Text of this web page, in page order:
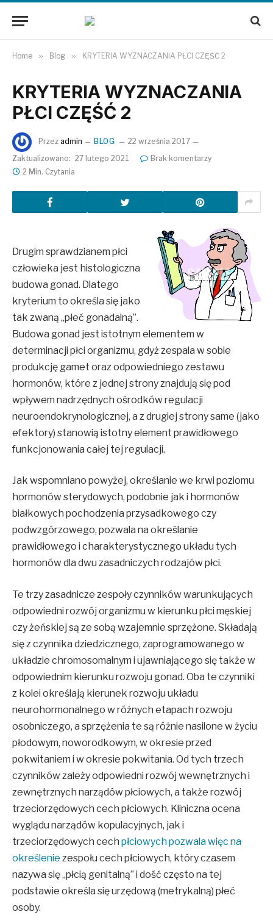
Home » Blog » KRYTERIA WYZNACZANIA PŁCI CZĘŚĆ 2
KRYTERIA WYZNACZANIA
PŁCI CZĘŚĆ 2
Przez admin BLOG
22 września 2017
Zaktualizowano: 27 lutego 2021
Brak komentarzy
2 Min. Czytania
Drugim sprawdzianem płci
człowieka jest histologiczna
budowa gonad. Dlatego
kryterium to określa się jako
tak zwaną „płeć gonadalną”.
Budowa gonad jest istotnym elementem w
determinacji płci organizmu, gdyż zespala w sobie
produkcję gamet oraz odpowiedniego zestawu
hormonów, które z jednej strony znajdują się pod
wpływem nadrzędnych ośrodków regulacji
neuroendokrynologicznej, a z drugiej strony same (jako
efektory) stanowią istotny element prawidłowego
funkcjonowania całej tej regulacji.
Jak wspomniano powyżej, określanie we krwi poziomu
hormonów sterydowych, podobnie jak i hormonów
białkowych pochodzenia przysadkowego czy
podwzgórzowego, pozwala na określanie
prawidłowego i charakterystycznego układu tych
hormonów dla dwu zasadniczych rodzajów płci.
Te trzy zasadnicze zespoły czynników warunkujących
odpowiedni rozwój organizmu w kierunku płci męskiej
czy żeńskiej są ze sobą wzajemnie sprzężone. Składają
się z czynnika dziedzicznego, zaprogramowanego w
układzie chromosomalnym i ujawniającego się także w
odpowiednim kierunku rozwoju gonad. Oba te czynniki
z kolei określają kierunek rozwoju układu
neurohormonalnego w różnych etapach rozwoju
osobniczego, a sprzężenia te są różnie nasilone w życiu
płodowym, noworodkowym, w okresie przed
pokwitaniem i w okresie pokwitania. Od tych trzech
czynników zależy odpowiedni rozwój wewnętrznych i
zewnętrznych narządów płciowych, a także rozwój
trzeciorzędowych cech płciowych. Kliniczna ocena
wyglądu narządów kopulacyjnych, jak i
trzeciorzędowych cech płciowych pozwala więc na
określenie zespołu cech płciowych, który czasem
nazywa się „płcią genitalną” i dość często na tej
podstawie określa się urzędową (metrykalną) płeć
osoby.